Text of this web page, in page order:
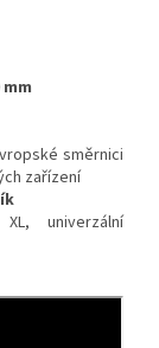
směrnici
zařízení
univerzální